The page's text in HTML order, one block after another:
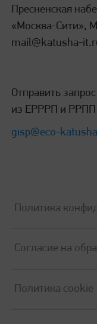
13 000 страниц
Стартовый тонер-
Поддержка ПО
ПО «Катюша»
Пресненская
«Москва-Сити»,
mail@katusha-
Отправить
из ЕРРРП и РРПП
gisp@eco-
Политика
Согласие на
Политика cookie